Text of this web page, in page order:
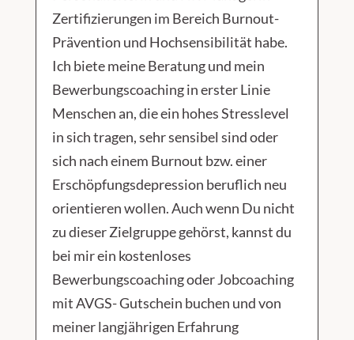
Zertifizierungen im Bereich Burnout-
Prävention und Hochsensibilität habe.
Ich biete meine Beratung und mein
Bewerbungscoaching in erster Linie
Menschen an, die ein hohes Stresslevel
in sich tragen, sehr sensibel sind oder
sich nach einem Burnout bzw. einer
Erschöpfungsdepression beruflich neu
orientieren wollen. Auch wenn Du nicht
zu dieser Zielgruppe gehörst, kannst du
bei mir ein kostenloses
Bewerbungscoaching oder Jobcoaching
mit AVGS- Gutschein buchen und von
meiner langjährigen Erfahrung